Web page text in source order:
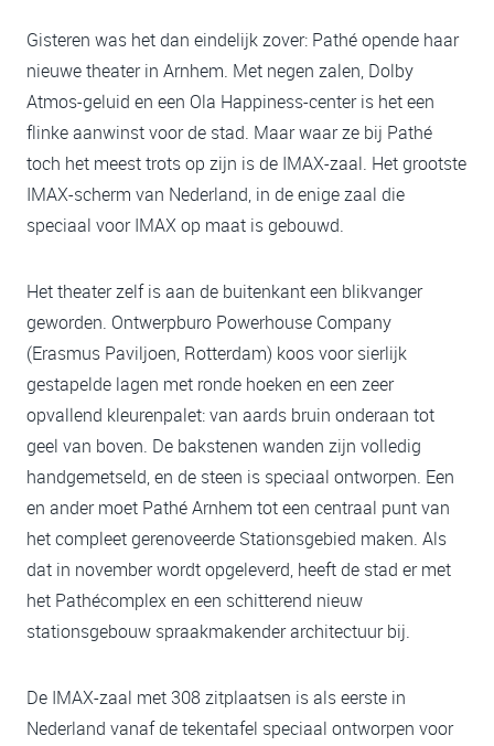
Gisteren was het dan eindelijk zover: Pathé opende haar
nieuwe theater in Arnhem. Met negen zalen, Dolby
Atmos-geluid en een Ola Happiness-center is het een
flinke aanwinst voor de stad. Maar waar ze bij Pathé
toch het meest trots op zijn is de IMAX-zaal. Het grootste
IMAX-scherm van Nederland, in de enige zaal die
speciaal voor IMAX op maat is gebouwd.
Het theater zelf is aan de buitenkant een blikvanger
geworden. Ontwerpburo Powerhouse Company
(Erasmus Paviljoen, Rotterdam) koos voor sierlijk
gestapelde lagen met ronde hoeken en een zeer
opvallend kleurenpalet: van aards bruin onderaan tot
geel van boven. De bakstenen wanden zijn volledig
handgemetseld, en de steen is speciaal ontworpen. Een
en ander moet Pathé Arnhem tot een centraal punt van
het compleet gerenoveerde Stationsgebied maken. Als
dat in november wordt opgeleverd, heeft de stad er met
het Pathécomplex en een schitterend nieuw
stationsgebouw spraakmakender architectuur bij.
De IMAX-zaal met 308 zitplaatsen is als eerste in
Nederland vanaf de tekentafel speciaal ontworpen voor